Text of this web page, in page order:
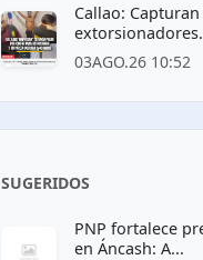
Callao:
03AGO.26 10:52
SUGERIDOS
PNP fortalece
en Áncash: A...